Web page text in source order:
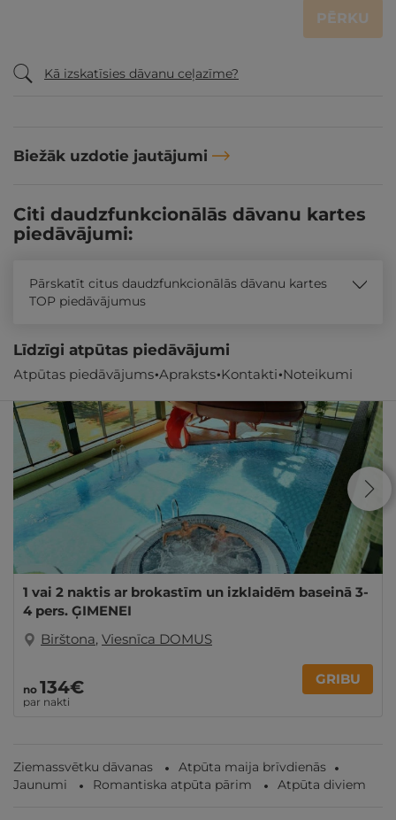
PĒRKU
Kā izskatīsies dāvanu ceļazīme?
Biežāk uzdotie jautājumi
Atpūtas piedāvājums Apraksts Kontakti Noteikumi
Citi daudzfunkcionālās dāvanu kartes
piedāvājumi:
Pārskatīt citus daudzfunkcionālās dāvanu kartes
TOP piedāvājumus
Līdzīgi atpūtas piedāvājumi
1 vai 2 naktis ar brokastīm un izklaidēm baseinā 3-
4 pers. ĢIMENEI
Birštona, Viesnīca DOMUS
no 134€
par nakti
GRIBU
Ziemassvētku dāvanas
Atpūta maija brīvdienās
Jaunumi
Romantiska atpūta pārim Atpūta diviem